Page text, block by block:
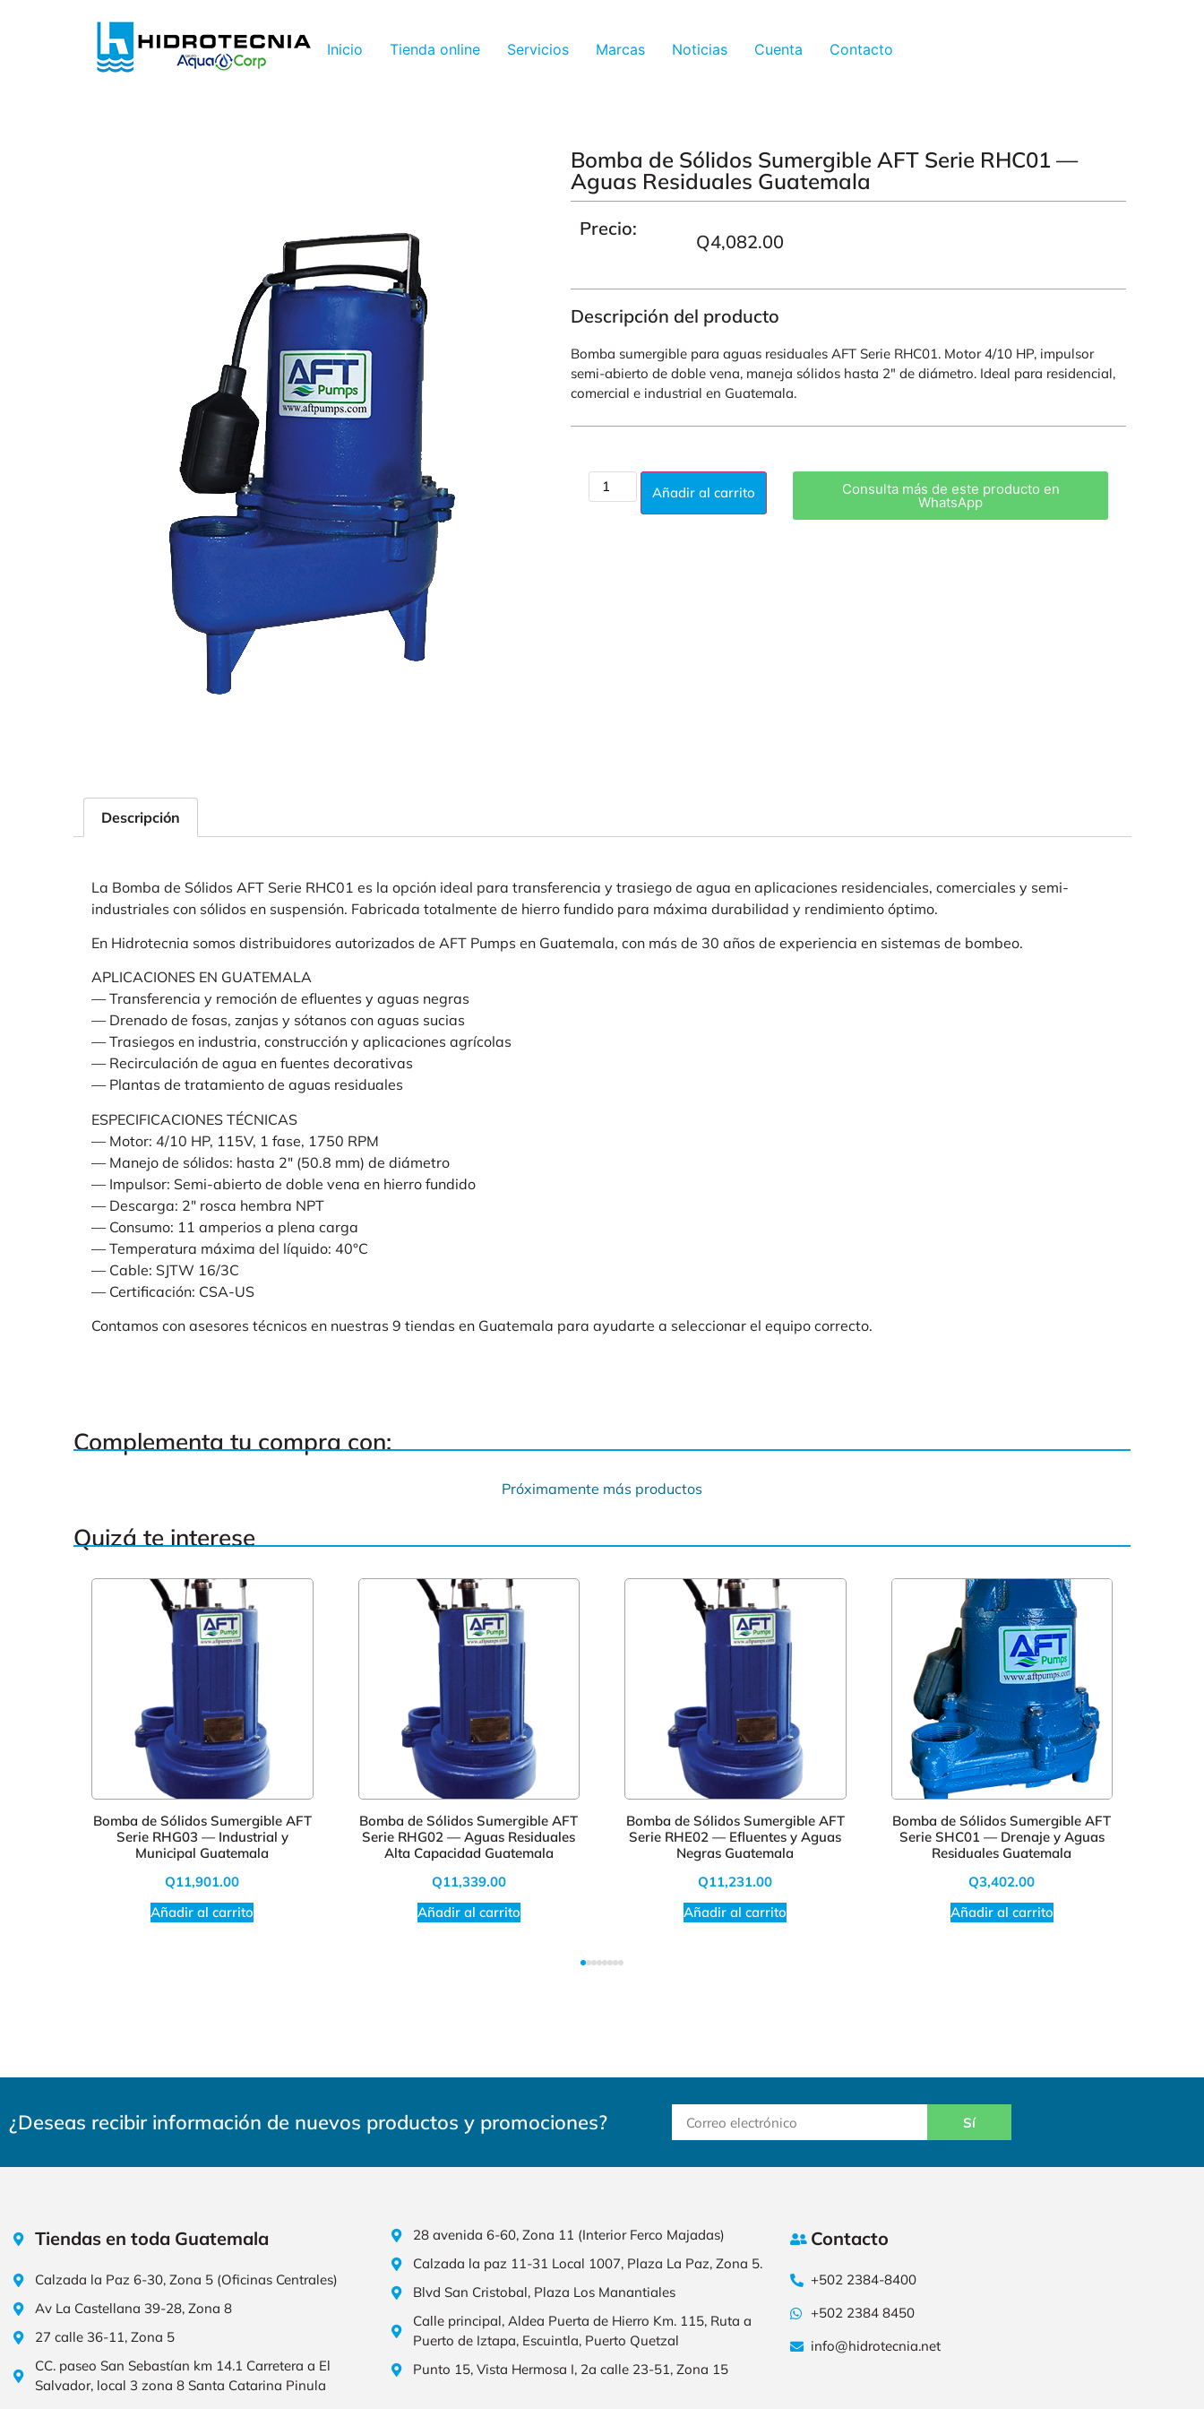
Inicio Tienda online Servicios Marcas Noticias Cuenta Contacto
Bomba de Sólidos Sumergible AFT Serie RHC01 —
Aguas Residuales Guatemala
Precio:
Q4,082.00
Descripción del producto
Bomba sumergible para aguas residuales AFT Serie RHC01. Motor 4/10 HP, impulsor
semi-abierto de doble vena, maneja sólidos hasta 2″ de diámetro. Ideal para residencial,
comercial e industrial en Guatemala.
Añadir al carrito Consulta más de este producto en
WhatsApp
Descripción
La Bomba de Sólidos AFT Serie RHC01 es la opción ideal para transferencia y trasiego de agua en aplicaciones residenciales, comerciales y semi-
industriales con sólidos en suspensión. Fabricada totalmente de hierro fundido para máxima durabilidad y rendimiento óptimo.
En Hidrotecnia somos distribuidores autorizados de AFT Pumps en Guatemala, con más de 30 años de experiencia en sistemas de bombeo.
APLICACIONES EN GUATEMALA
— Transferencia y remoción de efluentes y aguas negras
— Drenado de fosas, zanjas y sótanos con aguas sucias
— Trasiegos en industria, construcción y aplicaciones agrícolas
— Recirculación de agua en fuentes decorativas
— Plantas de tratamiento de aguas residuales
ESPECIFICACIONES TÉCNICAS
— Motor: 4/10 HP, 115V, 1 fase, 1750 RPM
— Manejo de sólidos: hasta 2″ (50.8 mm) de diámetro
— Impulsor: Semi-abierto de doble vena en hierro fundido
— Descarga: 2″ rosca hembra NPT
— Consumo: 11 amperios a plena carga
— Temperatura máxima del líquido: 40°C
— Cable: SJTW 16/3C
— Certificación: CSA-US
Contamos con asesores técnicos en nuestras 9 tiendas en Guatemala para ayudarte a seleccionar el equipo correcto.
Complementa tu compra con:
Próximamente más productos
Quizá te interese
Bomba de Sólidos Sumergible AFT
Serie RHG03 — Industrial y
Municipal Guatemala
Q11,901.00
Añadir al carrito
Bomba de Sólidos Sumergible AFT
Serie RHG02 — Aguas Residuales
Alta Capacidad Guatemala
Q11,339.00
Añadir al carrito
Bomba de Sólidos Sumergible AFT
Serie RHE02 — Efluentes y Aguas
Negras Guatemala
Q11,231.00
Añadir al carrito
Bomba de Sólidos Sumergible AFT
Serie SHC01 — Drenaje y Aguas
Residuales Guatemala
Q3,402.00
Añadir al carrito
¿Deseas recibir información de nuevos productos y promociones? Sí
Tiendas en toda Guatemala
Calzada la Paz 6-30, Zona 5 (Oficinas Centrales)
Av La Castellana 39-28, Zona 8
27 calle 36-11, Zona 5
CC. paseo San Sebastían km 14.1 Carretera a El
Salvador, local 3 zona 8 Santa Catarina Pinula
28 avenida 6-60, Zona 11 (Interior Ferco Majadas)
Calzada la paz 11-31 Local 1007, Plaza La Paz, Zona 5.
Blvd San Cristobal, Plaza Los Manantiales
Calle principal, Aldea Puerta de Hierro Km. 115, Ruta a
Puerto de Iztapa, Escuintla, Puerto Quetzal
Punto 15, Vista Hermosa I, 2a calle 23-51, Zona 15​
Contacto
+502 2384-8400
+502 2384 8450
info@hidrotecnia.net